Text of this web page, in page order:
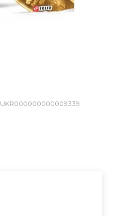
UKR000000000009339